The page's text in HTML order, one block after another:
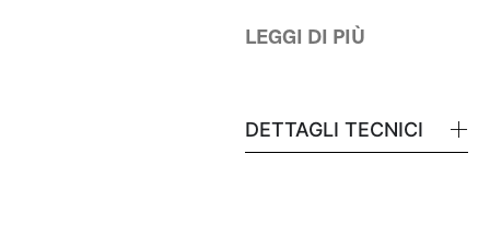
LEGGI DI PIÙ
DETTAGLI TECNICI